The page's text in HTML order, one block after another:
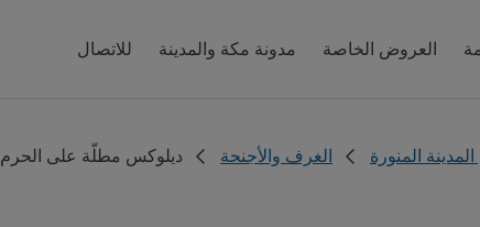
العروض الخاصة مدونة مكة والمدينة للاتصال
المنورة الغرف والأجنحة ديلوكس مطلّة على الحرم